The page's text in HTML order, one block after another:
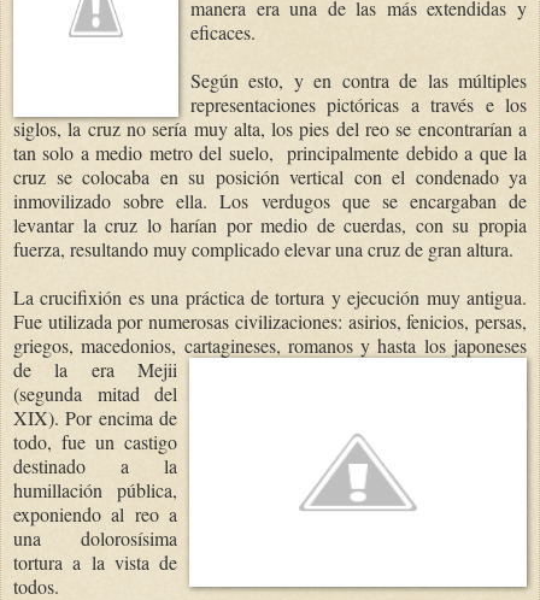
manera era una de las más extendidas y
eficaces.
Según esto, y en contra de las múltiples
representaciones pictóricas a través e los
siglos, la cruz no sería muy alta, los pies del reo se encontrarían a
tan solo a medio metro del suelo, principalmente debido a que la
cruz se colocaba en su posición vertical con el condenado ya
inmovilizado sobre ella. Los verdugos que se encargaban de
levantar la cruz lo harían por medio de cuerdas, con su propia
fuerza, resultando muy complicado elevar una cruz de gran altura.
La crucifixión es una práctica de tortura y ejecución muy antigua.
Fue utilizada por numerosas civilizaciones: asirios, fenicios, persas,
griegos, macedonios, cartagineses, romanos y hasta los japoneses
de la era Mejii
(segunda mitad del
XIX). Por encima de
todo, fue un castigo
destinado a la
humillación pública,
exponiendo al reo a
una dolorosísima
tortura a la vista de
todos.